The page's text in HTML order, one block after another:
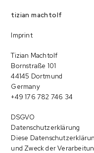
tizian machtolf
Imprint
Tizian Machtolf
Bornstraße 101
44145 Dortmund
Germany
+49 176 782 746 34
DSGVO
Datenschutzerklärung
Diese
und Zweck der